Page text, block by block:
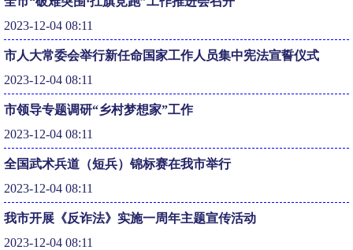
2023-12-04 08:11
市人大常委会举行新任命国家工作人员集中宪法宣誓仪式
2023-12-04 08:11
市领导专题调研“乡村梦想家”工作
2023-12-04 08:11
全国武术兵道（短兵）锦标赛在我市举行
2023-12-04 08:11
我市开展《反诈法》实施一周年主题宣传活动
2023-12-04 08:11